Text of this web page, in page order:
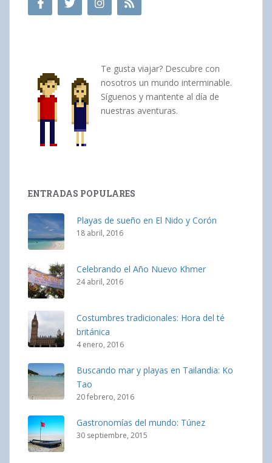
Te gusta viajar? Descubre con
nosotros un mundo interminable.
Síguenos y mantente al día de
nuestras aventuras.
ENTRADAS POPULARES
Playas de sueño en El Nido y Corón
18 abril, 2016
Celebrando el Año Nuevo Khmer
24 abril, 2016
Costumbres tradicionales: Hora del té
británica
4 enero, 2016
Buscando mar y playas en Tailandia: Ko
Tao
20 febrero, 2016
Gastronomías del mundo: Túnez
30 septiembre, 2015